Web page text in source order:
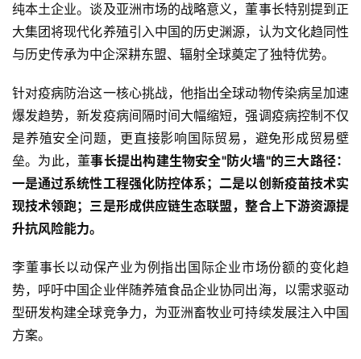
分
析
报
告
数
据
图
表
今
日
猪
纯本土企业。谈及亚洲市场的战略意义，董事长特别提到正
大集团将现代化养殖引入中国的历史渊源，认为文化趋同性
与历史传承为中企深耕东盟、辐射全球奠定了独特优势。
针对疫病防治这一核心挑战，他指出全球动物传染病呈加速
爆发趋势，新发疫病间隔时间大幅缩短，强调疫病控制不仅
是养殖安全问题，更直接影响国际贸易，避免形成贸易壁
垒。为此，董事长提出构建生物安全"防火墙"的三大路径：
一是通过系统性工程强化防控体系；二是以创新疫苗技术实
现技术领跑；三是形成供应链生态联盟，整合上下游资源提
升抗风险能力。
李董事长以动保产业为例指出国际企业市场份额的变化趋
势，呼吁中国企业伴随养殖食品企业协同出海，以需求驱动
型研发构建全球竞争力，为亚洲畜牧业可持续发展注入中国
方案。